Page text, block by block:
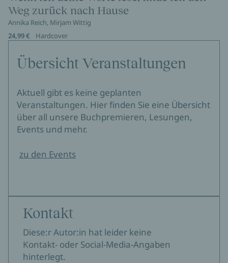
Weg zurück nach Hause
Annika Reich, Mirjam Wittig
24,99 €
Hardcover
Übersicht Veranstaltungen
Aktuell gibt es keine geplanten
Veranstaltungen. Hier finden Sie eine Übersicht
über all unsere Buchpremieren, Lesungen,
Events und mehr.
zu den Events
Kontakt
Diese:r Autor:in hat leider keine
Kontakt- oder Social-Media-Angaben
hinterlegt.